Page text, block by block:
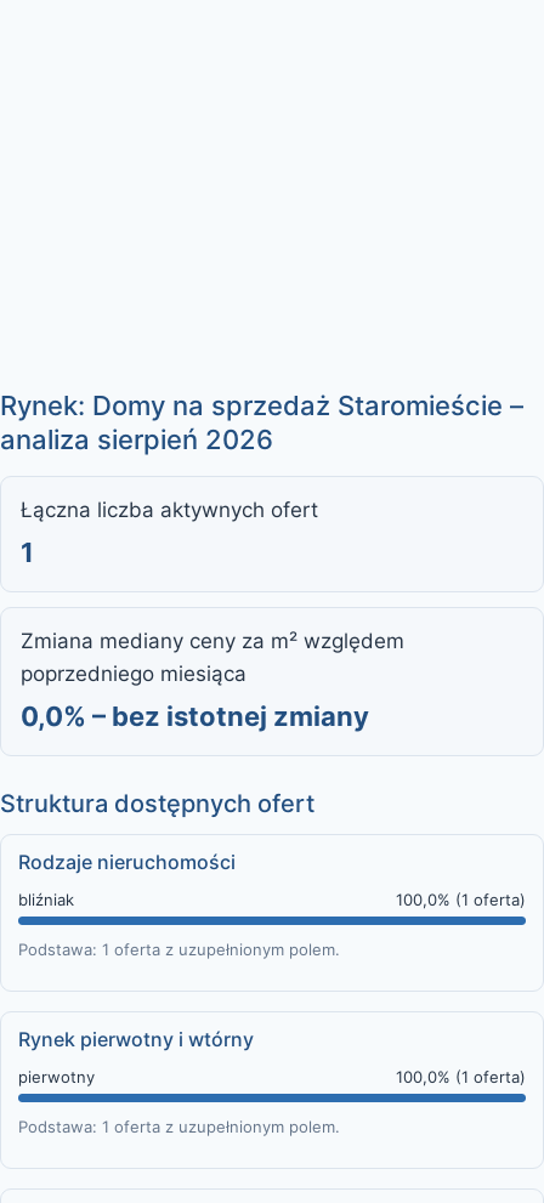
Rynek: Domy na sprzedaż Staromieście –
analiza sierpień 2026
Łączna liczba aktywnych ofert
1
Zmiana mediany ceny za m² względem
poprzedniego miesiąca
0,0% – bez istotnej zmiany
Struktura dostępnych ofert
Rodzaje nieruchomości
bliźniak 100,0% (1 oferta)
Podstawa: 1 oferta z uzupełnionym polem.
Rynek pierwotny i wtórny
pierwotny 100,0% (1 oferta)
Podstawa: 1 oferta z uzupełnionym polem.